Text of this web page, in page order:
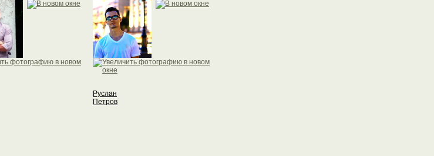
Руслан
Петров